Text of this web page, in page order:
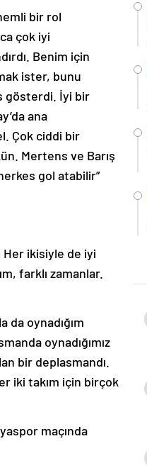
bir rol
çok iyi
Benim için
ister, bunu
gösterdi. İyi bir
ana
Çok ciddi bir
Mertens ve Barış
gol atabilir”
ikisiyle de iyi
farklı zamanlar.
da oynadığım
oynadığımız
bir deplasmandı.
iki takım için birçok
maçında